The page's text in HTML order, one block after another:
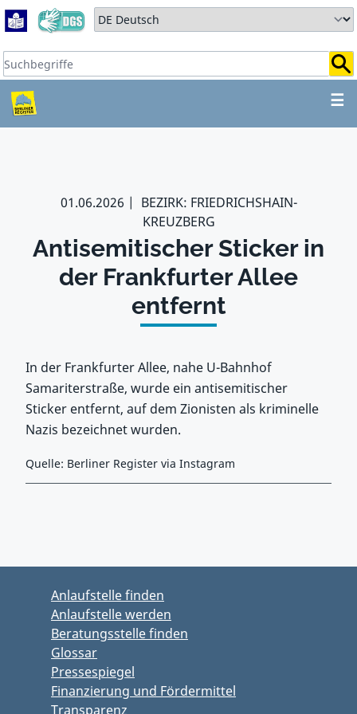
Zum Hauptbereich springen
Zum Hauptmenü springen
Sprache auswählen:
Suchbegriffe:
☰
ZUM HAUPTBEREICH
01.06.2026
BEZIRK: FRIEDRICHSHAIN-
KREUZBERG
Antisemitischer Sticker in
der Frankfurter Allee
entfernt
In der Frankfurter Allee, nahe U-Bahnhof
Samariterstraße, wurde ein antisemitischer
Sticker entfernt, auf dem Zionisten als kriminelle
Nazis bezeichnet wurden.
Quelle: Berliner Register via Instagram
Anlaufstelle finden
Anlaufstelle werden
Beratungsstelle finden
Glossar
Pressespiegel
Finanzierung und Fördermittel
Transparenz